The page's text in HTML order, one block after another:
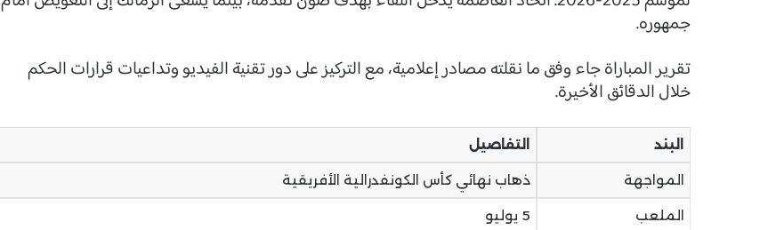
جمهوره.
تقرير المباراة جاء وفق ما نقلته مصادر إعلامية، مع التركيز على دور تقنية الفيديو وتداعيات قرارات الحكم
خلال الدقائق الأخيرة.
البند التفاصيل
المواجهة ذهاب نهائي كأس الكونفدرالية الأفريقية
الملعب 5 يوليو